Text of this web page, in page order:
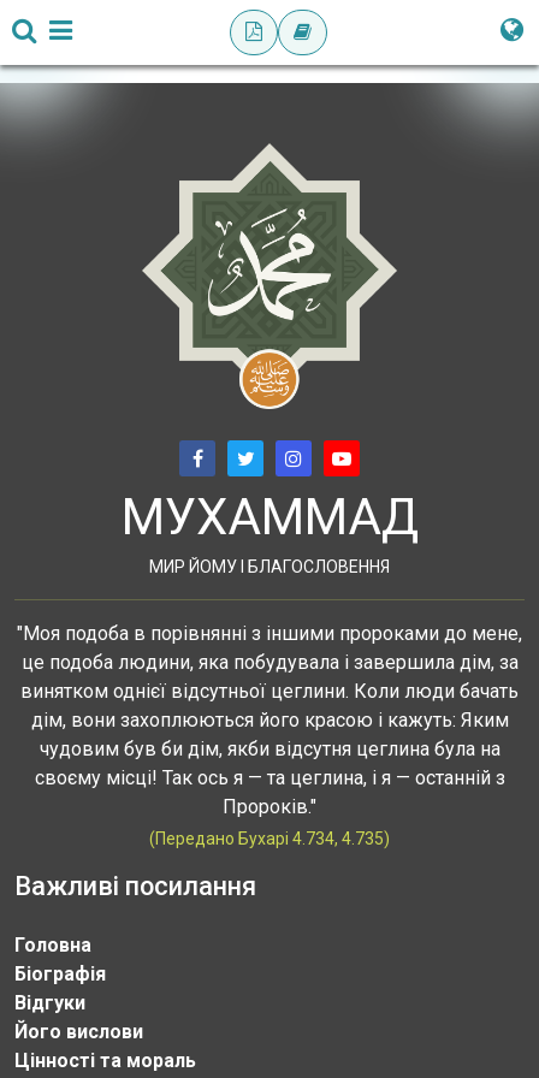
МУХАММАД
МИР ЙОМУ І БЛАГОСЛОВЕННЯ
"Моя подоба в порівнянні з іншими пророками до мене,
це подоба людини, яка побудувала і завершила дім, за
винятком однієї відсутньої цеглини. Коли люди бачать
дім, вони захоплюються його красою і кажуть: Яким
чудовим був би дім, якби відсутня цеглина була на
своєму місці! Так ось я — та цеглина, і я — останній з
Пророків."
(Передано Бухарі 4.734, 4.735)
Важливі посилання
Головна
Біографія
Відгуки
Його вислови
Цінності та мораль